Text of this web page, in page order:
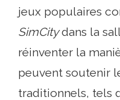
jeux populaires
SimCitydans la
réinventer la
peuvent soutenir
traditionnels, tels